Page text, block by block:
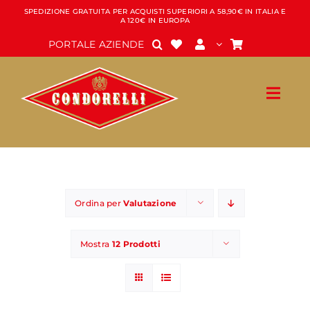
Salta
contenuto
SPEDIZIONE GRATUITA PER ACQUISTI SUPERIORI A 58,90€ IN ITALIA E
A 120€ IN EUROPA
PORTALE AZIENDE
Ordina perValutazione
Mostra 12 Prodotti